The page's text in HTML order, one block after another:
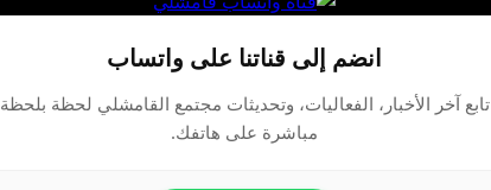
انضم إلى قناتنا على واتساب
تابع آخر الأخبار، الفعاليات، وتحديثات مجتمع القامشلي لحظة بلحظة
مباشرة على هاتفك.